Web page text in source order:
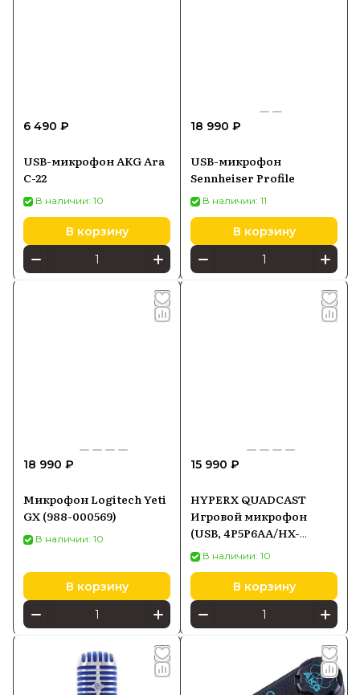
6 490 ₽
USB-микрофон AKG Ara
C-22
В наличии: 10
В корзину
18 990 ₽
USB-микрофон
Sennheiser Profile
В наличии: 11
В корзину
18 990 ₽
Микрофон Logitech Yeti
GX (988-000569)
В наличии: 10
В корзину
15 990 ₽
HYPERX QUADCAST
Игровой микрофон
(USB, 4P5P6AA/HX-
MICQC-BK)
В наличии: 10
В корзину